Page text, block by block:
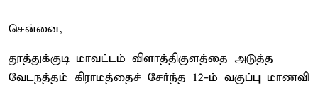
சென்னை,
தூத்துக்குடி மாவட்டம் விளாத்திகுளத்தை அடுத்த
வேடநத்தம் கிராமத்தைச் சேர்ந்த 12-ம் வகுப்பு மாணவி